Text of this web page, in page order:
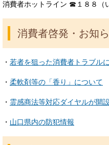
消費者ホットライン ☎１８８（
消費者啓発・お知
・ 若者を狙った消費者トラブル
・ 柔軟剤等の「香り」について
・ 霊感商法等対応ダイヤルが開
・ 山口県内の防犯情報